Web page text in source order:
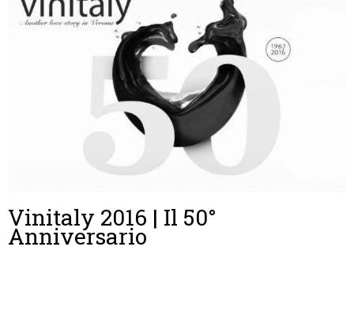
Vinitaly 2016 | Il 50°
Anniversario